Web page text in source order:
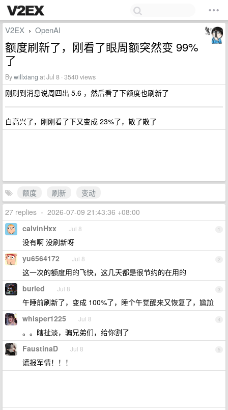
V2EX › OpenAI
额度刷新了，刚看了眼周额突然变 99%
了
Bywillxiang at Jul 8 · 3540 views
刚刷到消息说周四出 5.6 ，然后看了下额度也刷新了
白高兴了，刚刚看了下又变成 23%了，散了散了
额度 刷新
变动
27 replies • 2026-07-09 21:43:36 +08:00
1
calvinHxx Jul 8
没有啊 没刷新呀
2
yu6564172 Jul 8
这一次的额度用的飞快，这几天都是很节约的在用的
3
buried Jul 8
午睡前刷新了，变成 100%了，睡个午觉醒来又恢复了，尴尬
4
whisper1225 Jul 8
。。瞎扯淡，骗兄弟们，给你割了
5
FaustinaD Jul 8
谎报军情！！！